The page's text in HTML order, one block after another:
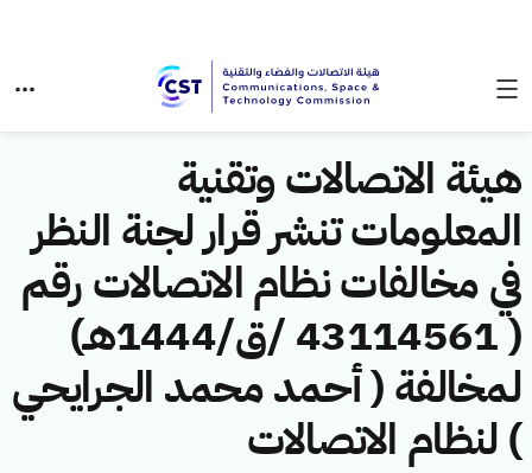
هيئة الاتصالات وتقنية
المعلومات تنشر قرار لجنة النظر
في مخالفات نظام الاتصالات رقم
( 43114561 /ق/1444هـ)
لمخالفة ( أحمد محمد الجرايحي
) لنظام الاتصالات